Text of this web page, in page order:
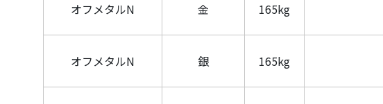
オフメタルN 金 165kg
オフメタルN 銀 165kg